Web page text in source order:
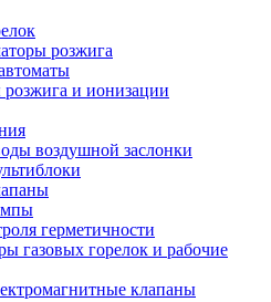
розжига
и ионизации
воздушной заслонки
герметичности
газовых горелок и рабочие
клапаны